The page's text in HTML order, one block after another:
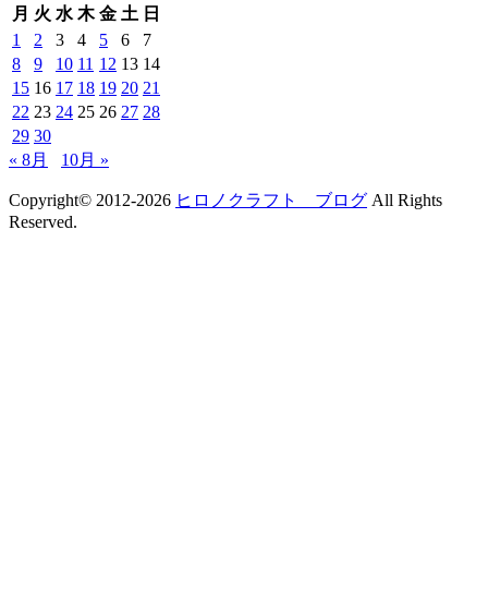
月 火 水 木 金 土 日
1
2 3 4 5 6
7
8
9 10 11 12 13 14
15 16 17 18 19 20 21
22 23 24 25 26 27 28
29 30
« 8月
10月 »
Copyright© 2012-2026 ヒロノクラフト ブログ All Rights
Reserved.